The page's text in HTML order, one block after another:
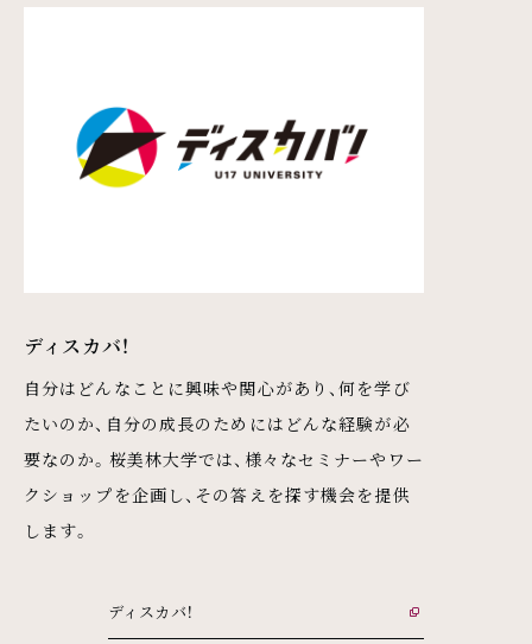
ディスカバ！
自分はどんなことに興味や関心があり、何を学び
たいのか、自分の成長のためにはどんな経験が必
要なのか。桜美林大学では、様々なセミナーやワー
クショップを企画し、その答えを探す機会を提供
します。
ディスカバ！
外部リンク